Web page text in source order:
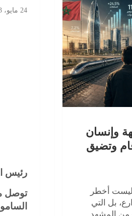
24 مايو، 2023
رئيس
توصل
وإنسان
وتضيق
أخطر
بل التي